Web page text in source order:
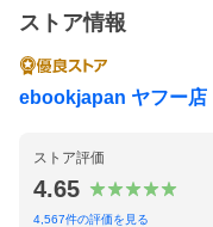
ストア情報
ebookjapan ヤフー店
ストア評価
4.65
4,567件の評価を見る